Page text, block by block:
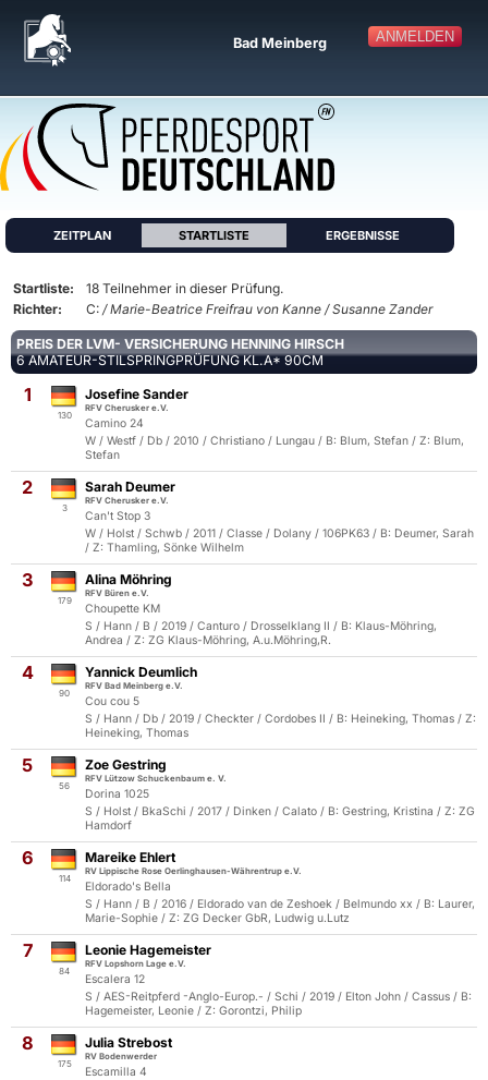
ANMELDEN
Bad Meinberg
ZEITPLAN STARTLISTE ERGEBNISSE
Startliste:
18 Teilnehmer in dieser Prüfung.
Richter:
C: / Marie-Beatrice Freifrau von Kanne / Susanne Zander
PREIS DER LVM- VERSICHERUNG HENNING HIRSCH
6 AMATEUR-STILSPRINGPRÜFUNG KL.A* 90CM
1
130
Josefine Sander
RFV Cherusker e.V.
Camino 24
W / Westf / Db / 2010 / Christiano / Lungau / B: Blum, Stefan / Z: Blum,
Stefan
2
3
Sarah Deumer
RFV Cherusker e.V.
Can't Stop 3
W / Holst / Schwb / 2011 / Classe / Dolany / 106PK63 / B: Deumer, Sarah
/ Z: Thamling, Sönke Wilhelm
3
179
Alina Möhring
RFV Büren e.V.
Choupette KM
S / Hann / B / 2019 / Canturo / Drosselklang II / B: Klaus-Möhring,
Andrea / Z: ZG Klaus-Möhring, A.u.Möhring,R.
4
90
Yannick Deumlich
RFV Bad Meinberg e.V.
Cou cou 5
S / Hann / Db / 2019 / Checkter / Cordobes II / B: Heineking, Thomas / Z:
Heineking, Thomas
5
56
Zoe Gestring
RFV Lützow Schuckenbaum e. V.
Dorina 1025
S / Holst / BkaSchi / 2017 / Dinken / Calato / B: Gestring, Kristina / Z: ZG
Hamdorf
6
114
Mareike Ehlert
RV Lippische Rose Oerlinghausen-Währentrup e.V.
Eldorado's Bella
S / Hann / B / 2016 / Eldorado van de Zeshoek / Belmundo xx / B: Laurer,
Marie-Sophie / Z: ZG Decker GbR, Ludwig u.Lutz
7
84
Leonie Hagemeister
RFV Lopshorn Lage e.V.
Escalera 12
S / AES-Reitpferd -Anglo-Europ.- / Schi / 2019 / Elton John / Cassus / B:
Hagemeister, Leonie / Z: Gorontzi, Philip
8
175
Julia Strebost
RV Bodenwerder
Escamilla 4